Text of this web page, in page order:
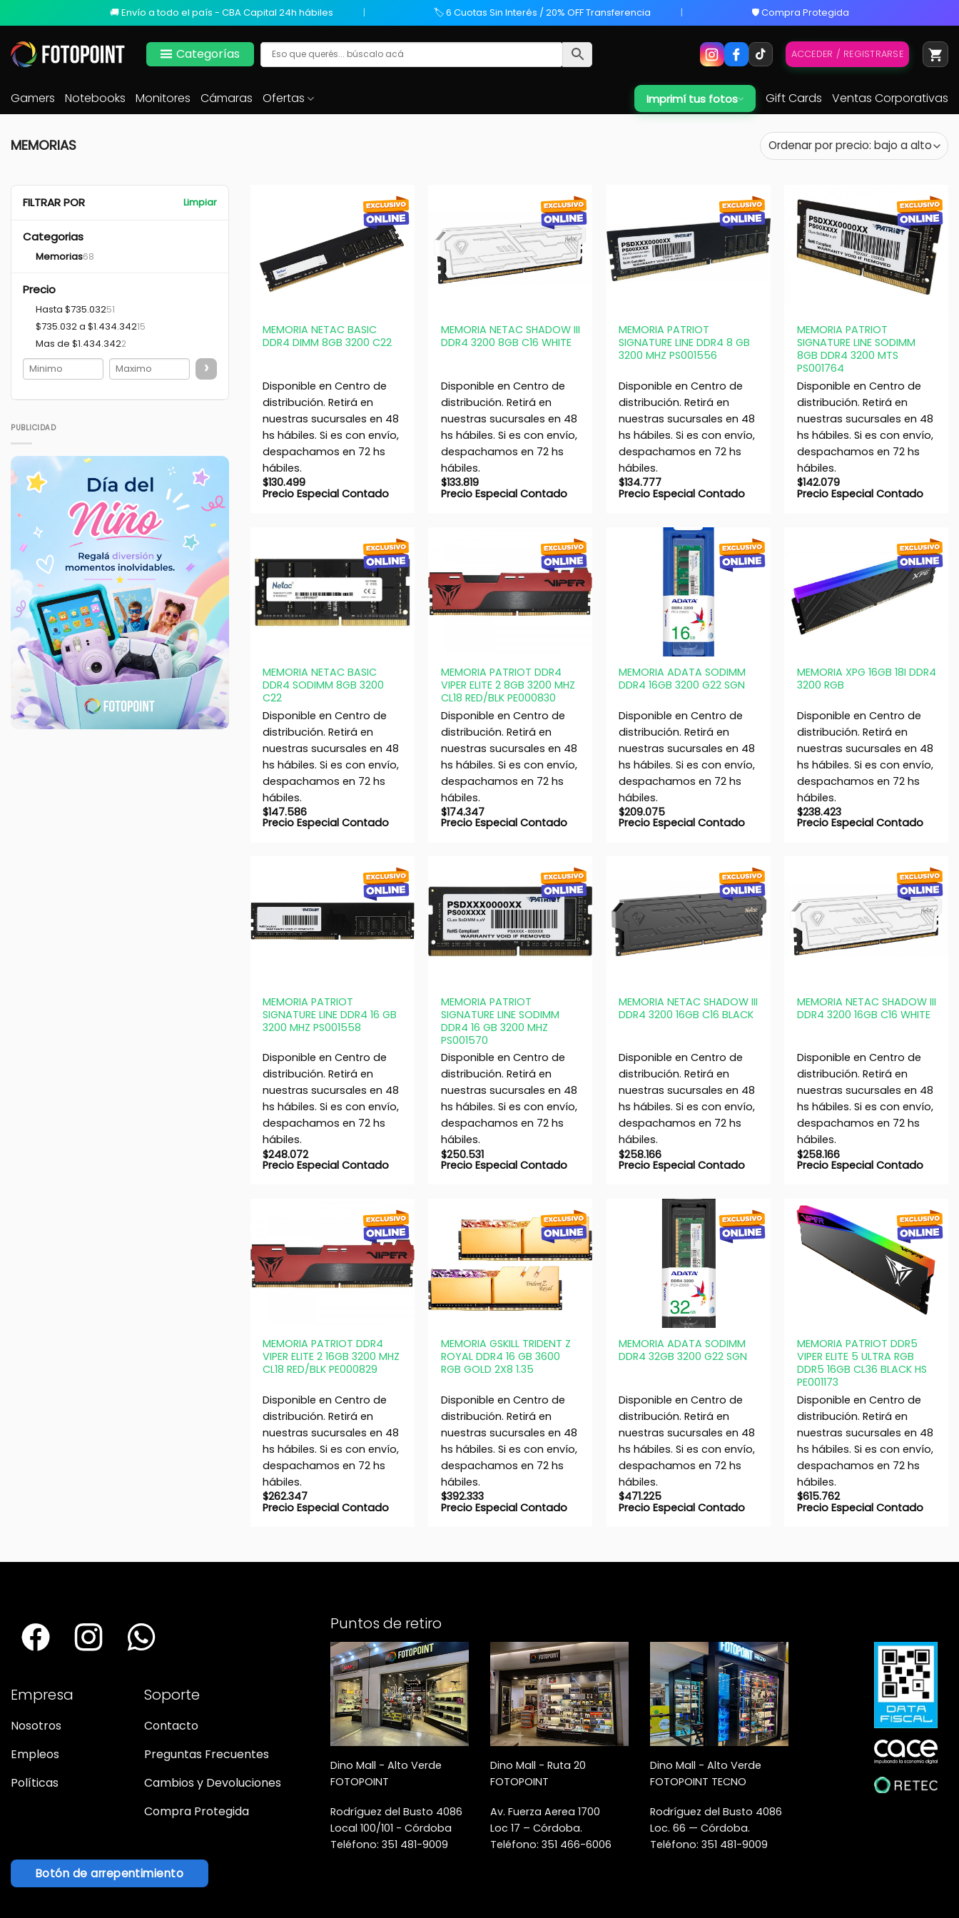
🚚 Envío a todo el país - CBA Capital 24h hábiles 🏷️ 6 Cuotas Sin Interés / 20% OFF Transferencia 🛡️ Compra Protegida
Categorías ACCEDER / REGISTRARSE
Gamers Notebooks Monitores Cámaras Ofertas Imprimí tus fotos Gift Cards Ventas Corporativas
MEMORIAS
FILTRAR POR Limpiar
Categorias
Memorias68
Precio
Hasta $735.03251
$735.032 a $1.434.34215
Mas de $1.434.3422
›
PUBLICIDAD
MEMORIA NETAC BASIC
DDR4 DIMM 8GB 3200 C22
Disponible en Centro de
distribución. Retirá en
nuestras sucursales en 48
hs hábiles. Si es con envío,
despachamos en 72 hs
hábiles.
$130.499
Precio Especial Contado
MEMORIA NETAC SHADOW III
DDR4 3200 8GB C16 WHITE
Disponible en Centro de
distribución. Retirá en
nuestras sucursales en 48
hs hábiles. Si es con envío,
despachamos en 72 hs
hábiles.
$133.819
Precio Especial Contado
MEMORIA PATRIOT
SIGNATURE LINE DDR4 8 GB
3200 MHZ PS001556
Disponible en Centro de
distribución. Retirá en
nuestras sucursales en 48
hs hábiles. Si es con envío,
despachamos en 72 hs
hábiles.
$134.777
Precio Especial Contado
MEMORIA PATRIOT
SIGNATURE LINE SODIMM
8GB DDR4 3200 MTS
PS001764
Disponible en Centro de
distribución. Retirá en
nuestras sucursales en 48
hs hábiles. Si es con envío,
despachamos en 72 hs
hábiles.
$142.079
Precio Especial Contado
MEMORIA NETAC BASIC
DDR4 SODIMM 8GB 3200
C22
Disponible en Centro de
distribución. Retirá en
nuestras sucursales en 48
hs hábiles. Si es con envío,
despachamos en 72 hs
hábiles.
$147.586
Precio Especial Contado
MEMORIA PATRIOT DDR4
VIPER ELITE 2 8GB 3200 MHZ
CL18 RED/BLK PE000830
Disponible en Centro de
distribución. Retirá en
nuestras sucursales en 48
hs hábiles. Si es con envío,
despachamos en 72 hs
hábiles.
$174.347
Precio Especial Contado
MEMORIA ADATA SODIMM
DDR4 16GB 3200 G22 SGN
Disponible en Centro de
distribución. Retirá en
nuestras sucursales en 48
hs hábiles. Si es con envío,
despachamos en 72 hs
hábiles.
$209.075
Precio Especial Contado
MEMORIA XPG 16GB 18I DDR4
3200 RGB
Disponible en Centro de
distribución. Retirá en
nuestras sucursales en 48
hs hábiles. Si es con envío,
despachamos en 72 hs
hábiles.
$238.423
Precio Especial Contado
MEMORIA PATRIOT
SIGNATURE LINE DDR4 16 GB
3200 MHZ PS001558
Disponible en Centro de
distribución. Retirá en
nuestras sucursales en 48
hs hábiles. Si es con envío,
despachamos en 72 hs
hábiles.
$248.072
Precio Especial Contado
MEMORIA PATRIOT
SIGNATURE LINE SODIMM
DDR4 16 GB 3200 MHZ
PS001570
Disponible en Centro de
distribución. Retirá en
nuestras sucursales en 48
hs hábiles. Si es con envío,
despachamos en 72 hs
hábiles.
$250.531
Precio Especial Contado
MEMORIA NETAC SHADOW III
DDR4 3200 16GB C16 BLACK
Disponible en Centro de
distribución. Retirá en
nuestras sucursales en 48
hs hábiles. Si es con envío,
despachamos en 72 hs
hábiles.
$258.166
Precio Especial Contado
MEMORIA NETAC SHADOW III
DDR4 3200 16GB C16 WHITE
Disponible en Centro de
distribución. Retirá en
nuestras sucursales en 48
hs hábiles. Si es con envío,
despachamos en 72 hs
hábiles.
$258.166
Precio Especial Contado
MEMORIA PATRIOT DDR4
VIPER ELITE 2 16GB 3200 MHZ
CL18 RED/BLK PE000829
Disponible en Centro de
distribución. Retirá en
nuestras sucursales en 48
hs hábiles. Si es con envío,
despachamos en 72 hs
hábiles.
$262.347
Precio Especial Contado
MEMORIA GSKILL TRIDENT Z
ROYAL DDR4 16 GB 3600
RGB GOLD 2X8 1.35
Disponible en Centro de
distribución. Retirá en
nuestras sucursales en 48
hs hábiles. Si es con envío,
despachamos en 72 hs
hábiles.
$392.333
Precio Especial Contado
MEMORIA ADATA SODIMM
DDR4 32GB 3200 G22 SGN
Disponible en Centro de
distribución. Retirá en
nuestras sucursales en 48
hs hábiles. Si es con envío,
despachamos en 72 hs
hábiles.
$471.225
Precio Especial Contado
MEMORIA PATRIOT DDR5
VIPER ELITE 5 ULTRA RGB
DDR5 16GB CL36 BLACK HS
PE001173
Disponible en Centro de
distribución. Retirá en
nuestras sucursales en 48
hs hábiles. Si es con envío,
despachamos en 72 hs
hábiles.
$615.762
Precio Especial Contado
Empresa
Nosotros
Empleos
Políticas
Soporte
Contacto
Preguntas Frecuentes
Cambios y Devoluciones
Compra Protegida
Botón de arrepentimiento
Puntos de retiro
Dino Mall - Alto Verde
FOTOPOINT
Rodríguez del Busto 4086
Local 100/101 - Córdoba
Teléfono: 351 481-9009
Dino Mall - Ruta 20
FOTOPOINT
Av. Fuerza Aerea 1700
Loc 17 – Córdoba.
Teléfono: 351 466-6006
Dino Mall - Alto Verde
FOTOPOINT TECNO
Rodríguez del Busto 4086
Loc. 66 — Córdoba.
Teléfono: 351 481-9009